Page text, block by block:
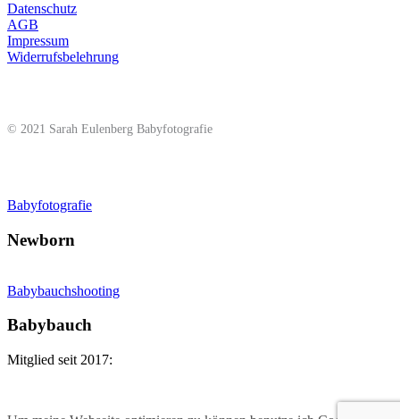
Datenschutz
AGB
Impressum
Widerrufsbelehrung
© 2021 Sarah Eulenberg Babyfotografie
Babyfotografie
Newborn
Babybauchshooting
Babybauch
Mitglied seit 2017: